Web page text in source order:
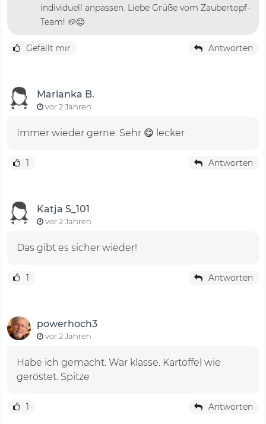
individuell anpassen. Liebe Grüße vom Zaubertopf-
Team! 🥔😊
Gefällt mir Antworten
Marianka B.
vor 2 Jahren
Immer wieder gerne. Sehr 😋 lecker
1 Antworten
Katja S_101
vor 2 Jahren
Das gibt es sicher wieder!
1 Antworten
powerhoch3
vor 2 Jahren
Habe ich gemacht. War klasse. Kartoffel wie
geröstet. Spitze
1 Antworten